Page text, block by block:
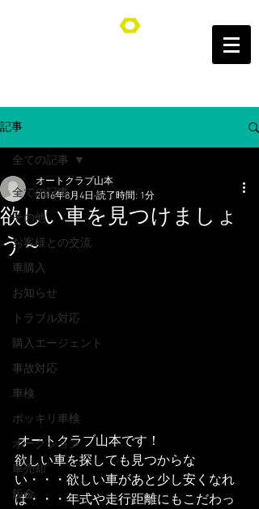
オートクラブ山本/Auto Club YAMAMOTO
記事
全ての記事
その他
お客様との交流
車購入
お知らせ
トラブル対応
購入エージェント
事故対応
車検
ポッキリ車検
オークション
車売却
鈑金
全ての記事
欲しい車を見つけましょ
う～
オートクラブ山本
2016年8月4日 読了時間: 1分
オートクラブ山本です！
欲しい車を探しても見つからな
い・・・欲しい車があと少し安くなれ
ば・・・年式や走行距離にもこだわっ